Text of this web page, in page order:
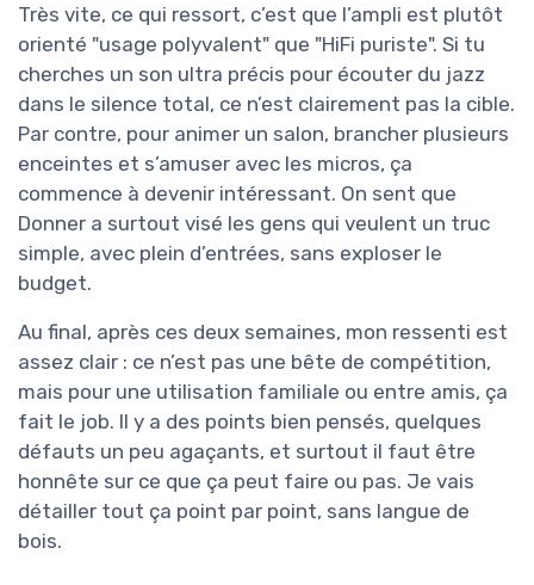
Très vite, ce qui ressort, c’est que l’ampli est plutôt
orienté "usage polyvalent" que "HiFi puriste". Si tu
cherches un son ultra précis pour écouter du jazz
dans le silence total, ce n’est clairement pas la cible.
Par contre, pour animer un salon, brancher plusieurs
enceintes et s’amuser avec les micros, ça
commence à devenir intéressant. On sent que
Donner a surtout visé les gens qui veulent un truc
simple, avec plein d’entrées, sans exploser le
budget.
Au final, après ces deux semaines, mon ressenti est
assez clair : ce n’est pas une bête de compétition,
mais pour une utilisation familiale ou entre amis, ça
fait le job. Il y a des points bien pensés, quelques
défauts un peu agaçants, et surtout il faut être
honnête sur ce que ça peut faire ou pas. Je vais
détailler tout ça point par point, sans langue de
bois.